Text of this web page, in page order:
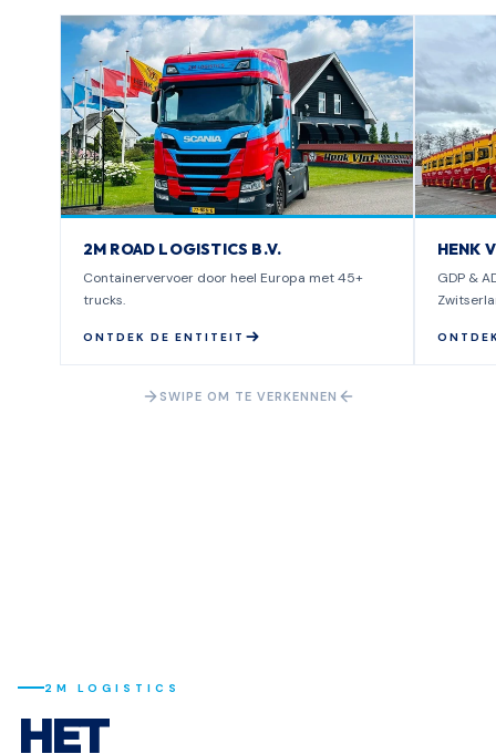
2M ROAD LOGISTICS B.V.
Containervervoer door heel Europa met 45+
trucks.
ONTDEK DE ENTITEIT
HENK
GDP &
SWIPE OM TE VERKENNEN
2M LOGISTICS
HET